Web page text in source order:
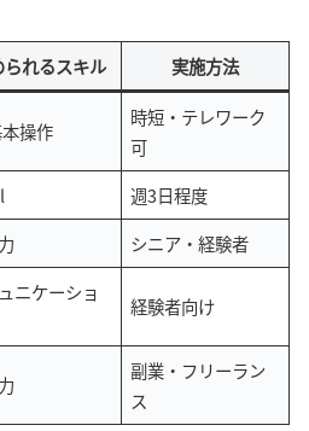
られるスキル 実施方法
操作
時短・テレワーク
可
週3日程度
シニア・経験者
ニケーショ
経験者向け
副業・フリーラン
ス